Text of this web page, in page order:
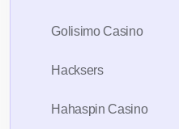
Golisimo Casino
Hacksers
Hahaspin Casino